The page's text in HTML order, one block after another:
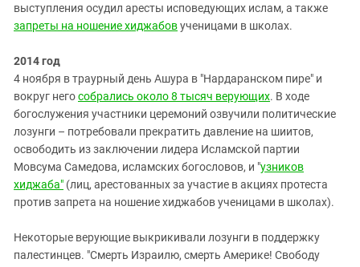
выступления осудил аресты исповедующих ислам, а также
запреты на ношение хиджабовученицами в школах.
2014 год
4 ноября в траурный день Ашура в "Нардаранском пире" и
вокруг негособрались около 8 тысяч верующих. В ходе
богослужения участники церемоний озвучили политические
лозунги – потребовали прекратить давление на шиитов,
освободить из заключении лидера Исламской партии
Мовсума Самедова, исламских богословов, и "узников
хиджаба" (лиц, арестованных за участие в акциях протеста
против запрета на ношение хиджабов ученицами в школах).
Некоторые верующие выкрикивали лозунги в поддержку
палестинцев. "Смерть Израилю, смерть Америке! Свободу